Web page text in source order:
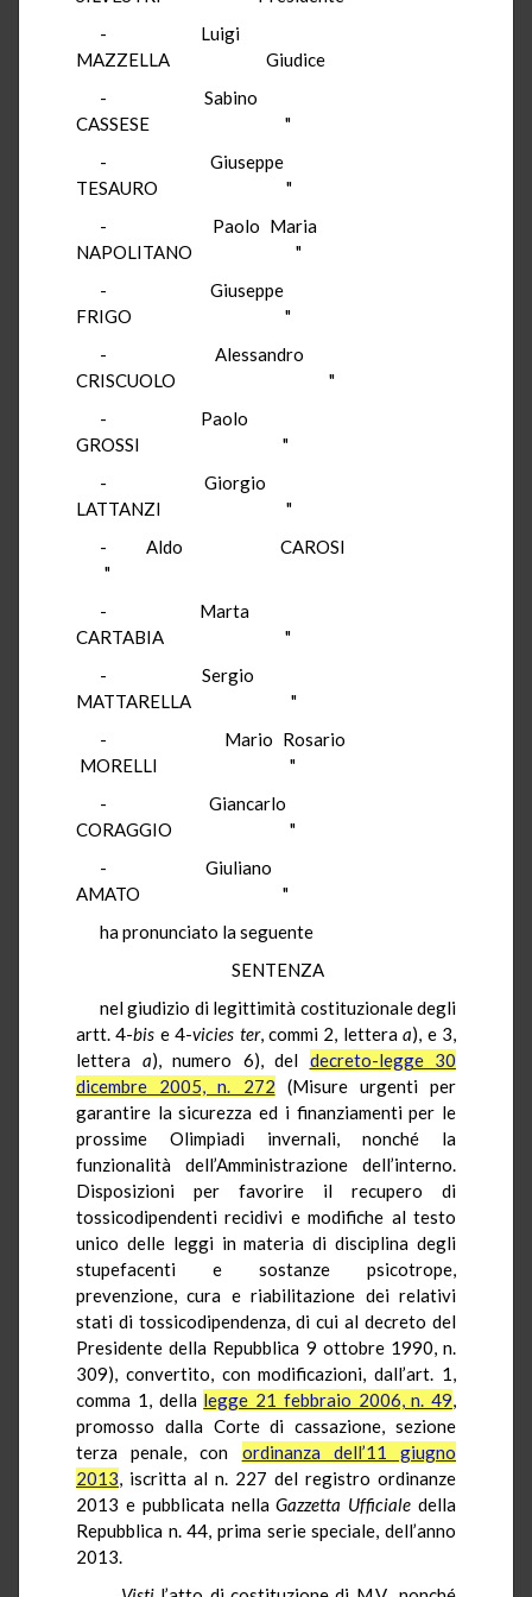
-
Luigi
MAZZELLA
Giudice
-
Sabino
CASSESE
"
-
Giuseppe
TESAURO
"
-
Paolo Maria
NAPOLITANO
"
-
Giuseppe
FRIGO
"
-
Alessandro
CRISCUOLO
"
-
Paolo
GROSSI
"
-
Giorgio
LATTANZI
"
-
Aldo
CAROSI
"
-
Marta
CARTABIA
"
-
Sergio
MATTARELLA
"
-
Mario Rosario
MORELLI
"
-
Giancarlo
CORAGGIO
"
-
Giuliano
AMATO
"
hapronunciato la seguente
SENTENZA
nelgiudizio di legittimità costituzionale degli
artt. 4-bis e 4-vicies ter, commi 2, letteraa), e 3,
lettera a), numero 6), del decreto-legge 30
dicembre 2005, n. 272
(Misure urgenti per
garantire la sicurezza ed i finanziamenti per le
prossime Olimpiadi invernali, nonché la
funzionalità dell’Amministrazione dell’interno.
Disposizioni per favorire il recupero di
tossicodipendenti recidivi e modifiche al testo
unico delle leggi in materia di disciplina degli
stupefacenti e sostanze psicotrope,
prevenzione, cura e riabilitazione dei relativi
stati di tossicodipendenza, di cui al decreto del
Presidente della Repubblica 9 ottobre 1990, n.
309), convertito, con modificazioni, dall’art. 1,
comma 1, della legge 21 febbraio 2006, n. 49,
promosso dalla Corte di cassazione, sezione
terza penale, con ordinanza dell’11 giugno
2013, iscritta al n. 227 del registro ordinanze
2013 e pubblicata nellaGazzetta Ufficialedella
Repubblica n. 44, prima serie speciale, dell’anno
2013.